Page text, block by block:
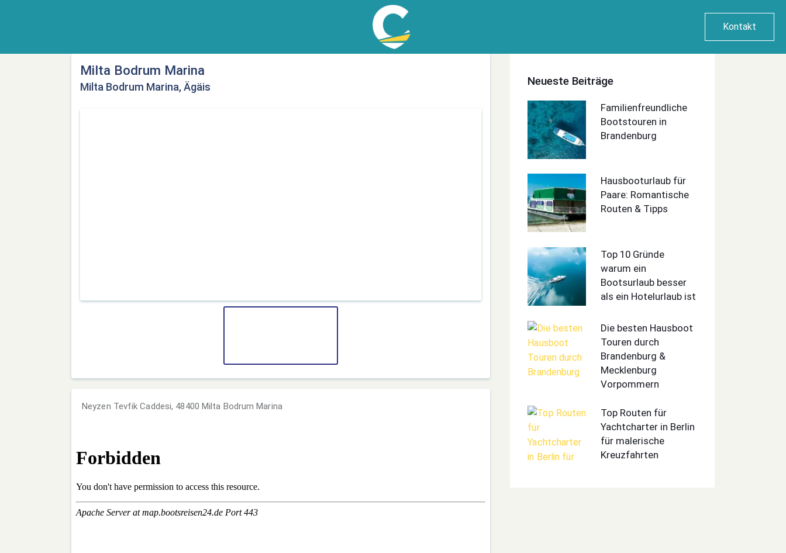
Kontakt
Milta Bodrum Marina
Milta Bodrum Marina, Ägäis
Neyzen Tevfik Caddesi, 48400 Milta Bodrum Marina
Neueste Beiträge
Familienfreundliche
Bootstouren in
Brandenburg
Hausbooturlaub für
Paare: Romantische
Routen & Tipps
Top 10 Gründe
warum ein
Bootsurlaub besser
als ein Hotelurlaub ist
Die besten Hausboot
Touren durch
Brandenburg &
Mecklenburg
Vorpommern
Top Routen für
Yachtcharter in Berlin
für malerische
Kreuzfahrten